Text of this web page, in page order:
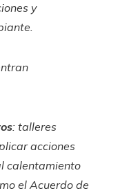
y
: talleres
acciones
calentamiento
el Acuerdo de